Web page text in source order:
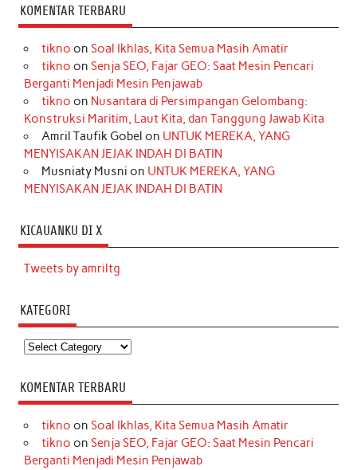
KOMENTAR TERBARU
tikno on Soal Ikhlas, Kita Semua Masih Amatir
tikno on Senja SEO, Fajar GEO: Saat Mesin Pencari
Berganti Menjadi Mesin Penjawab
tikno on Nusantara di Persimpangan Gelombang:
Konstruksi Maritim, Laut Kita, dan Tanggung Jawab Kita
Amril Taufik Gobel on UNTUK MEREKA, YANG
MENYISAKAN JEJAK INDAH DI BATIN
Musniaty Musni on UNTUK MEREKA, YANG
MENYISAKAN JEJAK INDAH DI BATIN
KICAUANKU DI X
Tweets by amriltg
KATEGORI
Kategori
KOMENTAR TERBARU
tikno on Soal Ikhlas, Kita Semua Masih Amatir
tikno on Senja SEO, Fajar GEO: Saat Mesin Pencari
Berganti Menjadi Mesin Penjawab